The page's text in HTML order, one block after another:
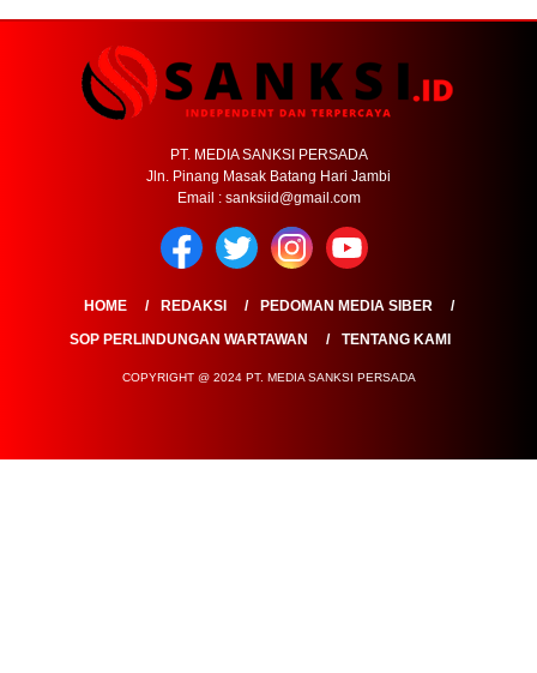
PT. MEDIA SANKSI PERSADA
Jln. Pinang Masak Batang Hari Jambi
Email : sanksiid@gmail.com
HOME REDAKSI
PEDOMAN MEDIA SIBER
SOP PERLINDUNGAN WARTAWAN
TENTANG KAMI
COPYRIGHT @ 2024 PT. MEDIA SANKSI PERSADA